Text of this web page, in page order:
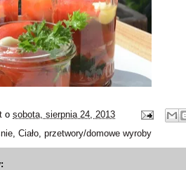
o sobota, sierpnia 24, 2013
, Ciało, przetwory/domowe wyroby